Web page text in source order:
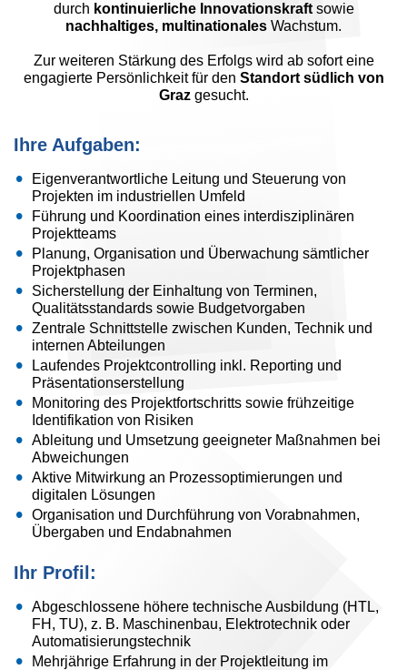
durch kontinuierliche Innovationskraft sowie
nachhaltiges, multinationales Wachstum.
Zur weiteren Stärkung des Erfolgs wird ab sofort eine
engagierte Persönlichkeit für den Standort südlich von
Grazgesucht.
Ihre Aufgaben:
Eigenverantwortliche Leitung und Steuerung von
Projekten im industriellen Umfeld
Führung und Koordination eines interdisziplinären
Projektteams
Planung, Organisation und Überwachung sämtlicher
Projektphasen
Sicherstellung der Einhaltung von Terminen,
Qualitätsstandards sowie Budgetvorgaben
Zentrale Schnittstelle zwischen Kunden, Technik und
internen Abteilungen
Laufendes Projektcontrolling inkl. Reporting und
Präsentationserstellung
Monitoring des Projektfortschritts sowie frühzeitige
Identifikation von Risiken
Ableitung und Umsetzung geeigneter Maßnahmen bei
Abweichungen
Aktive Mitwirkung an Prozessoptimierungen und
digitalen Lösungen
Organisation und Durchführung von Vorabnahmen,
Übergaben und Endabnahmen
Ihr Profil:
Abgeschlossene höhere technische Ausbildung (HTL,
FH, TU), z. B. Maschinenbau, Elektrotechnik oder
Automatisierungstechnik
Mehrjährige Erfahrung in der Projektleitung im